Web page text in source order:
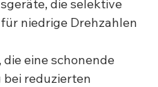
die selektive
niedrige Drehzahlen
eine schonende
reduzierten